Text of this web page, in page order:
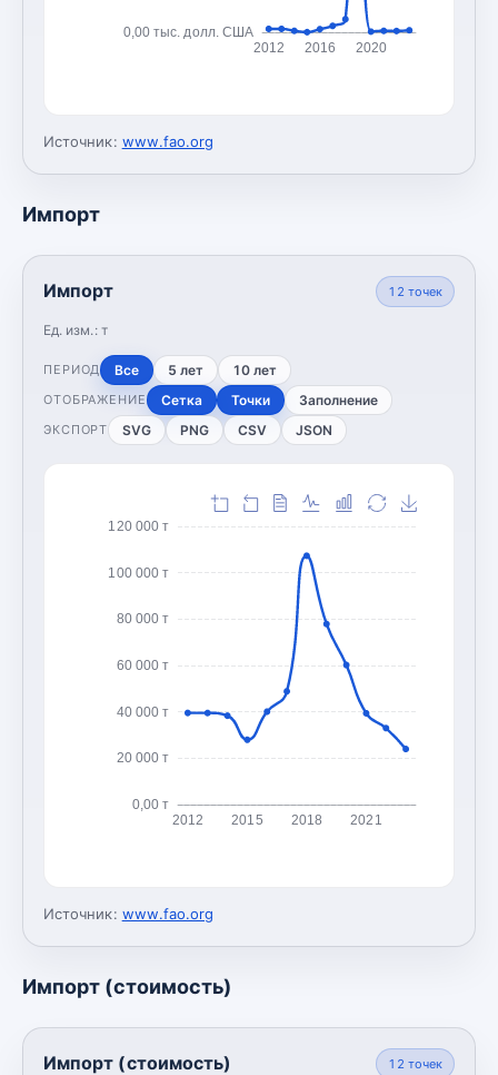
0,00 тыс. долл. США
2012 2016 2020
Источник: www.fao.org
Импорт
Импорт
Ед. изм.: т
12 точек
ПЕРИОД Все 5 лет 10 лет
ОТОБРАЖЕНИЕ Сетка Точки Заполнение
ЭКСПОРТ SVG PNG CSV JSON
0,00 т
20 000 т
40 000 т
60 000 т
80 000 т
100 000 т
120 000 т
2012 2015 2018 2021
Источник: www.fao.org
Импорт (стоимость)
Импорт (стоимость) 12 точек